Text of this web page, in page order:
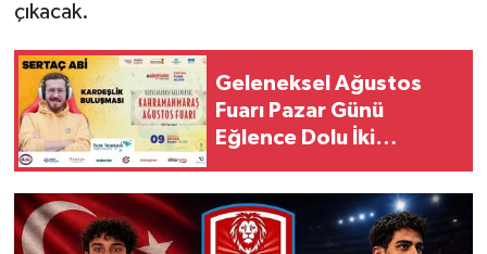
çıkacak.
Geleneksel Ağustos
Fuarı Pazar Günü
Eğlence Dolu İki
Edecek